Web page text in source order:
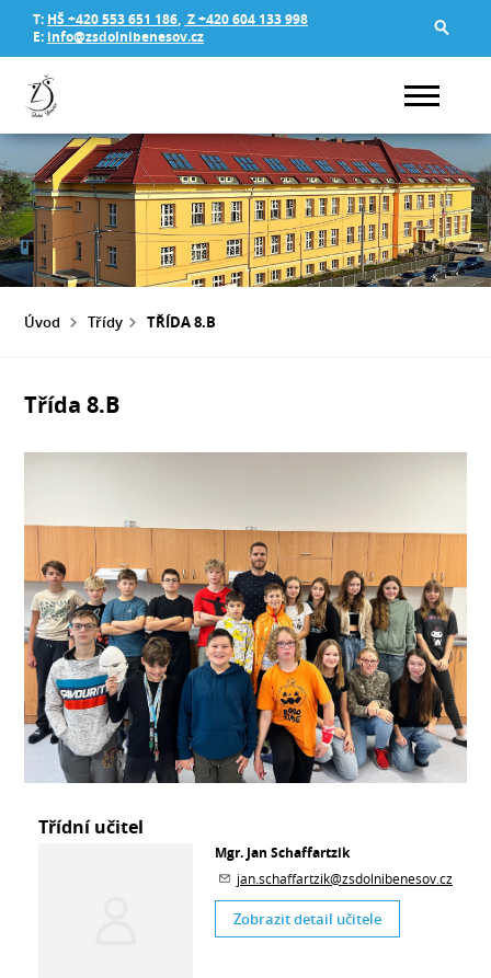
T: HŠ +420 553 651 186, Z +420 604 133 998
E: info@zsdolnibenesov.cz
Úvod Třídy TŘÍDA 8.B
Třída 8.B
Třídní učitel
Mgr. Jan Schaffartzik
jan.schaffartzik@zsdolnibenesov.cz
Zobrazit detail učitele